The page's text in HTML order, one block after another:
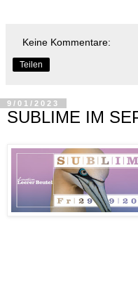
Keine Kommentare:
Teilen
9/01/2023
SUBLIME IM